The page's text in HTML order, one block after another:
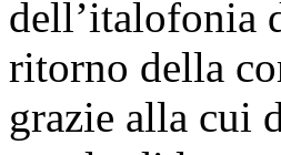
dell’italofonia
ritorno della
grazie alla cui